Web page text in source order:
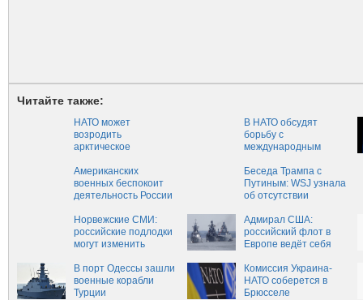
Читайте также:
НАТО может
возродить
арктическое
В НАТО обсудят
борьбу с
международным
Американских
военных беспокоит
деятельность России
Беседа Трампа с
Путиным: WSJ узнала
об отсутствии
Норвежские СМИ:
российские подлодки
могут изменить
Адмирал США:
российский флот в
Европе ведёт себя
холодную войну
В порт Одессы зашли
военные корабли
Турции
Комиссия Украина-
НАТО соберется в
Брюсселе